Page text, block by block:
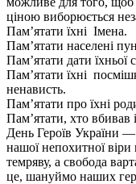
ціною виборюється
Пам’ятати їхні Імена.
Пам’ятати населені
Пам’ятати дати їхньої
Пам’ятати їхні
ненависть.
Пам’ятати про їхні
Пам’ятати, хто вбивав
День Героїв України
нашої непохитної
темряву, а свобода
це, шануймо наших